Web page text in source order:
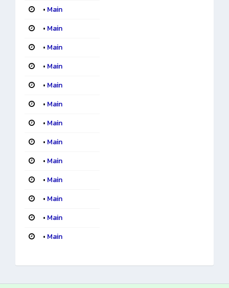
• Main
• Main
• Main
• Main
• Main
• Main
• Main
• Main
• Main
• Main
• Main
• Main
• Main